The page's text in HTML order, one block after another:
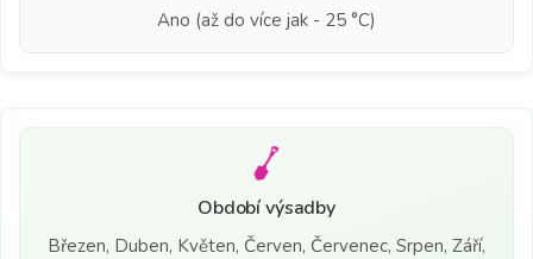
Ano (až do více jak - 25 °C)
Období výsadby
Březen, Duben, Květen, Červen, Červenec, Srpen, Září,